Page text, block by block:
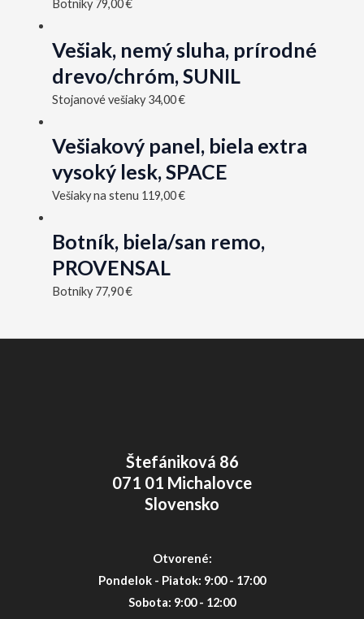
Botníky 79,00€
Vešiak, nemý sluha, prírodné
drevo/chróm, SUNIL
Stojanové vešiaky34,00€
Vešiakový panel, biela extra
vysoký lesk, SPACE
Vešiaky na stenu 119,00€
Botník, biela/san remo,
PROVENSAL
Botníky77,90€
Štefániková 86
071 01 Michalovce
Slovensko
Otvorené:
Pondelok - Piatok: 9:00 - 17:00
Sobota: 9:00 - 12:00